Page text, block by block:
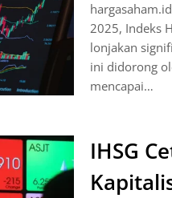
2025, Indeks
lonjakan
ini didorong
mencapai…
IHSG